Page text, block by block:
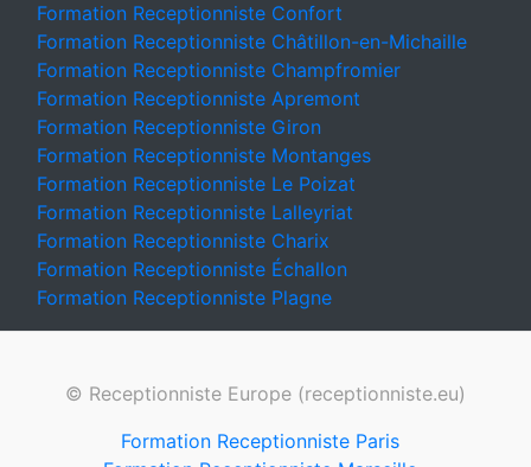
Formation Receptionniste Confort
Formation Receptionniste Châtillon-en-Michaille
Formation Receptionniste Champfromier
Formation Receptionniste Apremont
Formation Receptionniste Giron
Formation Receptionniste Montanges
Formation Receptionniste Le Poizat
Formation Receptionniste Lalleyriat
Formation Receptionniste Charix
Formation Receptionniste Échallon
Formation Receptionniste Plagne
© Receptionniste Europe (receptionniste.eu)
Formation Receptionniste Paris